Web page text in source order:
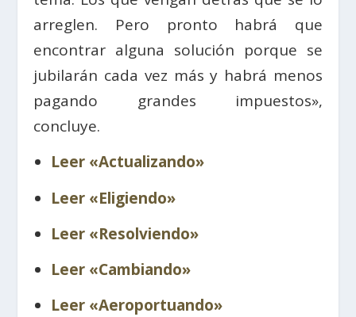
arreglen. Pero pronto habrá que
encontrar alguna solución porque se
jubilarán cada vez más y habrá menos
pagando grandes impuestos»,
concluye.
Leer «Actualizando»
Leer «Eligiendo»
Leer «Resolviendo»
Leer «Cambiando»
Leer «Aeroportuando»